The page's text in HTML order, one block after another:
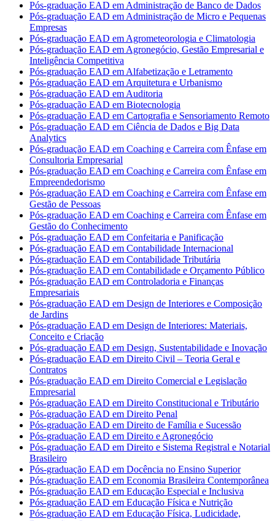
Pós-graduação EAD em Administração de Banco de Dados
Pós-graduação EAD em Administração de Micro e Pequenas
Empresas
Pós-graduação EAD em Agrometeorologia e Climatologia
Pós-graduação EAD em Agronegócio, Gestão Empresarial e
Inteligência Competitiva
Pós-graduação EAD em Alfabetização e Letramento
Pós-graduação EAD em Arquitetura e Urbanismo
Pós-graduação EAD em Auditoria
Pós-graduação EAD em Biotecnologia
Pós-graduação EAD em Cartografia e Sensoriamento Remoto
Pós-graduação EAD em Ciência de Dados e Big Data
Analytics
Pós-graduação EAD em Coaching e Carreira com Ênfase em
Consultoria Empresarial
Pós-graduação EAD em Coaching e Carreira com Ênfase em
Empreendedorismo
Pós-graduação EAD em Coaching e Carreira com Ênfase em
Gestão de Pessoas
Pós-graduação EAD em Coaching e Carreira com Ênfase em
Gestão do Conhecimento
Pós-graduação EAD em Confeitaria e Panificação
Pós-graduação EAD em Contabilidade Internacional
Pós-graduação EAD em Contabilidade Tributária
Pós-graduação EAD em Contabilidade e Orçamento Público
Pós-graduação EAD em Controladoria e Finanças
Empresariais
Pós-graduação EAD em Design de Interiores e Composição
de Jardins
Pós-graduação EAD em Design de Interiores: Materiais,
Conceito e Criação
Pós-graduação EAD em Design, Sustentabilidade e Inovação
Pós-graduação EAD em Direito Civil – Teoria Geral e
Contratos
Pós-graduação EAD em Direito Comercial e Legislação
Empresarial
Pós-graduação EAD em Direito Constitucional e Tributário
Pós-graduação EAD em Direito Penal
Pós-graduação EAD em Direito de Família e Sucessão
Pós-graduação EAD em Direito e Agronegócio
Pós-graduação EAD em Direito e Sistema Registral e Notarial
Brasileiro
Pós-graduação EAD em Docência no Ensino Superior
Pós-graduação EAD em Economia Brasileira Contemporânea
Pós-graduação EAD em Educação Especial e Inclusiva
Pós-graduação EAD em Educação Física e Nutrição
Pós-graduação EAD em Educação Física, Ludicidade,